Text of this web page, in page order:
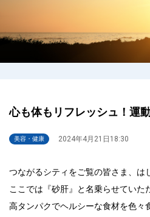
心も体もリフレッシュ！運
美容・健康 2024年4月21日18:30
つながるシティをご覧の皆さま、は
ここでは『砂肝』と名乗らせていた
高タンパクでヘルシーな食材を色々